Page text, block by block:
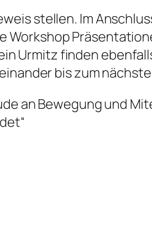
stellen. Im
Workshop
Urmitz finden
bis zum
an Bewegung und